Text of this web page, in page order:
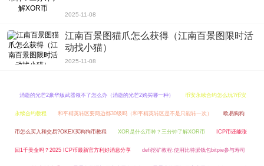
2025-11-08
江南百景图猫爪怎么获得（江南百景图限时活
动找小猫）
2025-11-08
消逝的光芒2豪华版武器领不了怎么办（消逝的光芒2购买哪一种） 币安永续合约怎么玩?币安
永续合约教程 和平精英转区要两边都30级吗（和平精英转区是不是只能转一次） 欧易狗狗
币怎么买入和交易?OKEX买狗狗币教程 XOR是什么币种？三分钟了解XOR币 ICP币还能涨
回1千美金吗？2025 ICP币最新官方利好消息分享 defi挖矿教程:使用比特派钱包bitpie参与寿司